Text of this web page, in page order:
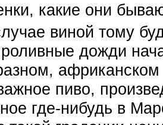
какие они
виной тому
дожди
пиво,
где-нибудь в